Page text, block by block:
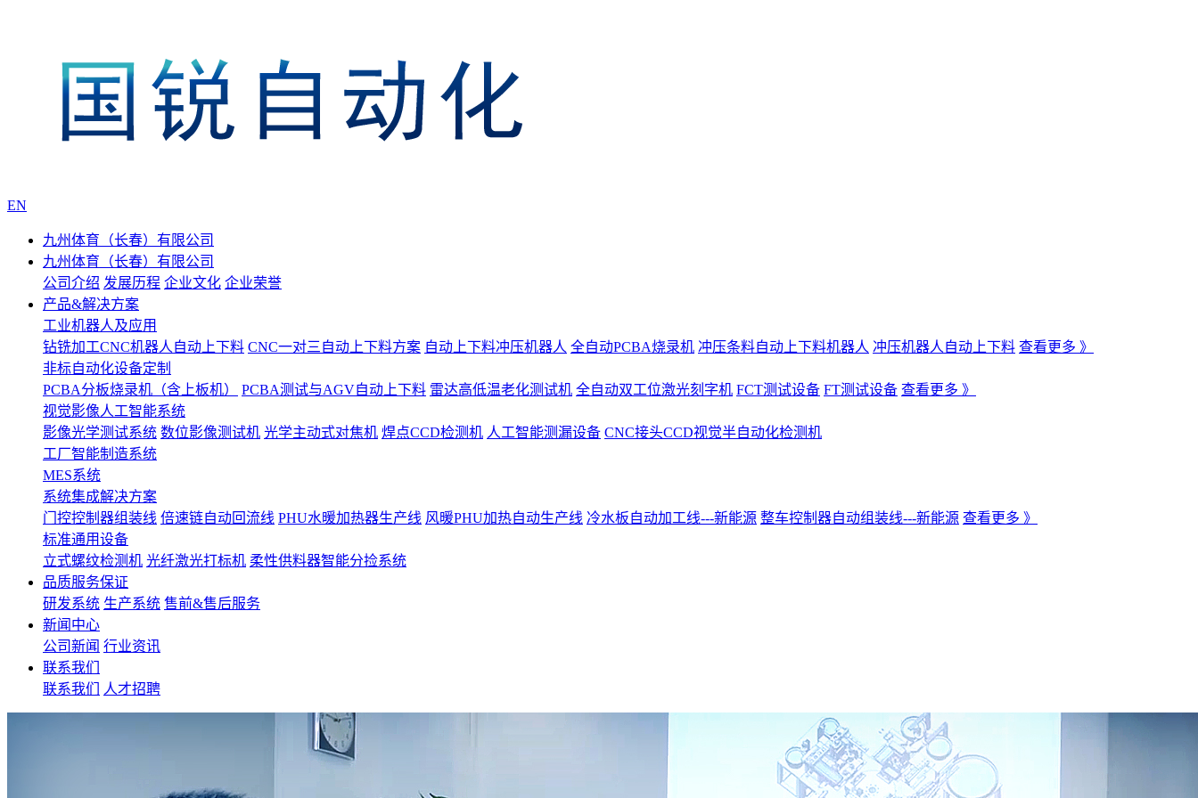
EN
九州体育（长春）有限公司
九州体育（长春）有限公司
公司介绍 发展历程 企业文化 企业荣誉
产品&解决方案
工业机器人及应用
钻铣加工CNC机器人自动上下料 CNC一对三自动上下料方案 自动上下料冲压机器人 全自动PCBA烧录机 冲压条料自动上下料机器人 冲压机器人自动上下料 查看更多 》
非标自动化设备定制
PCBA分板烧录机（含上板机）
PCBA测试与AGV自动上下料 雷达高低温老化测试机 全自动双工位激光刻字机 FCT测试设备 FT测试设备 查看更多 》
视觉影像人工智能系统
影像光学测试系统 数位影像测试机 光学主动式对焦机 焊点CCD检测机 人工智能测漏设备 CNC接头CCD视觉半自动化检测机
工厂智能制造系统
MES系统
系统集成解决方案
门控控制器组装线 倍速链自动回流线 PHU水暖加热器生产线 风暖PHU加热自动生产线 冷水板自动加工线---新能源 整车控制器自动组装线---新能源 查看更多 》
标准通用设备
立式螺纹检测机 光纤激光打标机 柔性供料器智能分捡系统
品质服务保证
研发系统 生产系统 售前&售后服务
新闻中心
公司新闻 行业资讯
联系我们
联系我们
人才招聘